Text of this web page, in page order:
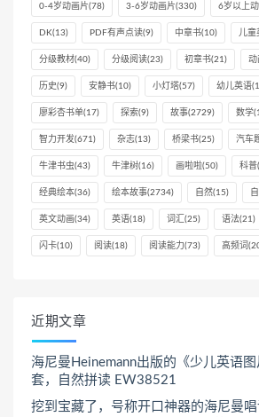
0-4岁动画片(78) 3-6岁动画片(330) 6岁以上
DK(13) PDF有声点读(9) 中章书(10) 儿童
分级教材(40) 分级阅读(23) 初章书(21) 动
历史(9) 安静书(10) 小灯塔(57) 幼儿英语
廖彩杏书单(17) 探索(9) 故事(2729) 数学
智力开发(671) 杂志(13) 桥梁书(25) 汽车
牛津书虫(43) 牛津树(16) 画啦啦(50) 科普
经典绘本(36) 绘本故事(2734) 自然(15)
英文动画(34) 英语(18) 词汇 (25) 语法(21)
闪卡(10) 阅读(18) 阅读能力(73) 高频词
近期文章
海尼曼Heinemann出版的《少儿英语
套，自然拼读 EW38521
挖到宝藏了，号称开口神器的海尼曼